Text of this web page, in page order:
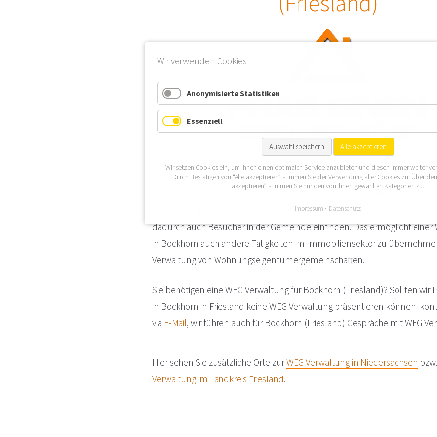
Die Gemeinde Bockhorn (Friesland) befindet sich im Landkreis Friesland
Südspitze. Für eine WEG Verwaltung in Bockhorn sind die etwa 8.500
sowie die Tatsache, dass Bockhorn ein staatlich anerkannter Erholungsort
dadurch auch Besucher in der Gemeinde einfinden. Das ermöglicht einer
in Bockhorn auch andere Tätigkeiten im Immobiliensektor zu
Verwaltung von Wohnungseigentümergemeinschaften.
Sie benötigen eine WEG Verwaltung für Bockhorn (Friesland)? Sollten wir
in Bockhorn in Friesland keine WEG Verwaltung präsentieren können,
via E-Mail, wir führen auch für Bockhorn (Friesland) Gespräche mit WEG
Hier sehen Sie zusätzliche Orte zurWEG Verwaltung in Niedersachsen
Verwaltung im Landkreis Friesland.
Wir verwenden Cookies
Anonymisierte Statistiken
Essenziell
Auswahl speichern Alle akzeptieren
Wir setzen Cookies ein, um Ihnen einen optimalen Service anzubieten und diesen immer weiter
Durch Bestätigen von “Alle akzeptieren” stimmen Sie der Verwendung aller Cookies zu. Über
akzeptieren” stimmen Sie nur den von Ihnen gewählten Kategorien zu.
Impressum Datenschutz